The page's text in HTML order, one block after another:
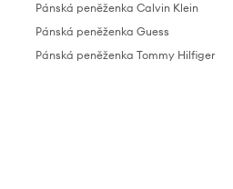
Pánská peněženka Calvin Klein
Pánská peněženka Guess
Pánská peněženka Tommy Hilfiger